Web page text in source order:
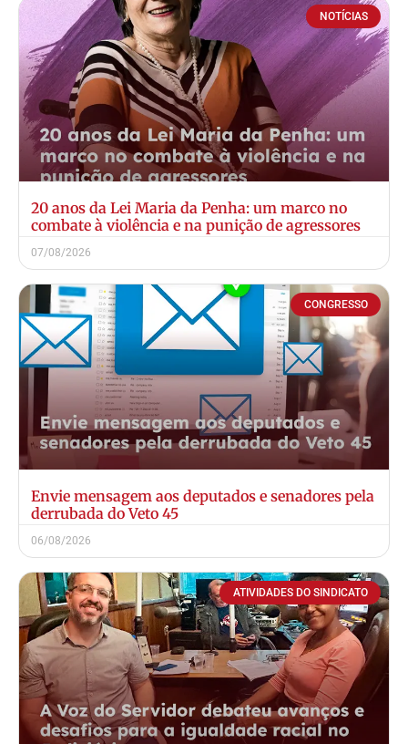
NOTÍCIAS
20 anos da Lei Maria da Penha: um marco no
combate à violência e na punição de agressores
07/08/2026
CONGRESSO
Envie mensagem aos deputados e senadores pela
derrubada do Veto 45
06/08/2026
ATIVIDADES DO SINDICATO